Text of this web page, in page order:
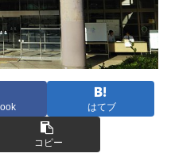
はてブ
コピー